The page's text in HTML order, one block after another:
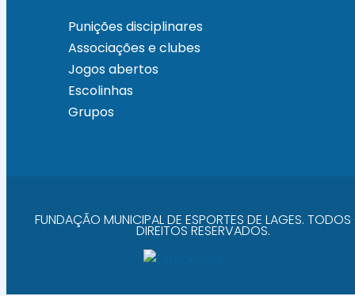
Punições disciplinares
Associações e clubes
Jogos abertos
Escolinhas
Grupos
FUNDAÇÃO MUNICIPAL DE ESPORTES DE LAGES.
DIREITOS RESERVADOS.